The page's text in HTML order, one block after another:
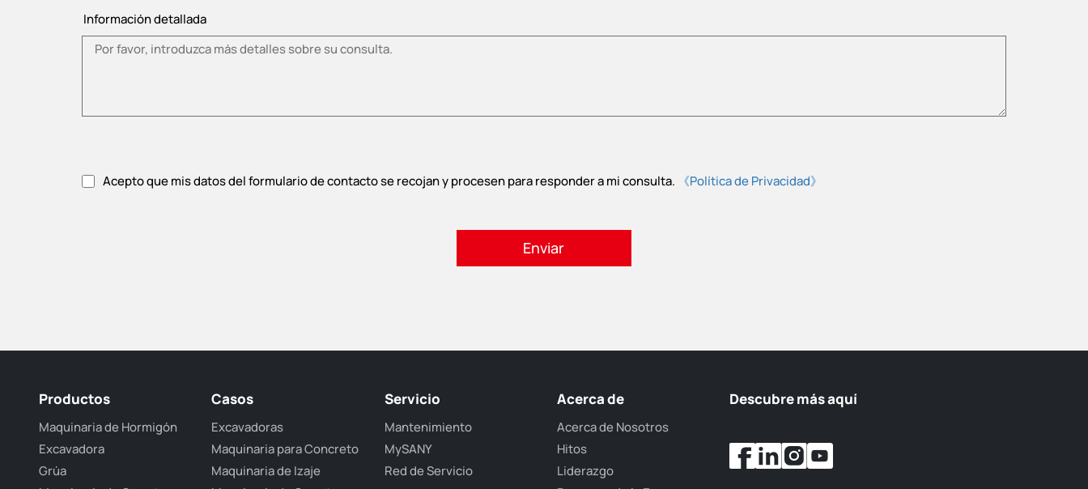
Información detallada
Acepto que mis datos del formulario de contacto se recojan y procesen para responder a mi consulta. 《Política de Privacidad》
Productos
Maquinaria de Hormigón
Excavadora
Grúa
Casos
Excavadoras
Maquinaria para Concreto
Maquinaria de Izaje
Servicio
Mantenimiento
MySANY
Red de Servicio
Acerca de
Acerca de Nosotros
Hitos
Liderazgo
Descubre más aquí